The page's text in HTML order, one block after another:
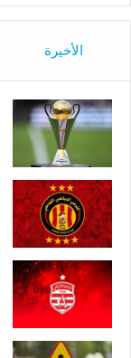
الأخيرة